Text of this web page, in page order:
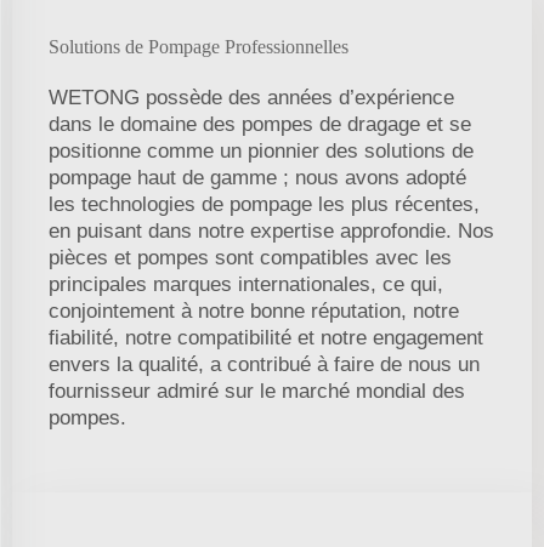
Solutions de Pompage Professionnelles
WETONG possède des années d’expérience
dans le domaine des pompes de dragage et se
positionne comme un pionnier des solutions de
pompage haut de gamme ; nous avons adopté
les technologies de pompage les plus récentes,
en puisant dans notre expertise approfondie. Nos
pièces et pompes sont compatibles avec les
principales marques internationales, ce qui,
conjointement à notre bonne réputation, notre
fiabilité, notre compatibilité et notre engagement
envers la qualité, a contribué à faire de nous un
fournisseur admiré sur le marché mondial des
pompes.